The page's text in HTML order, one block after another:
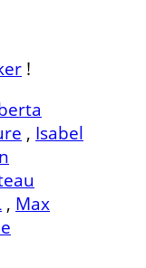
!
, Isabel
, Max